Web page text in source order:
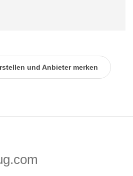
und Anbieter merken